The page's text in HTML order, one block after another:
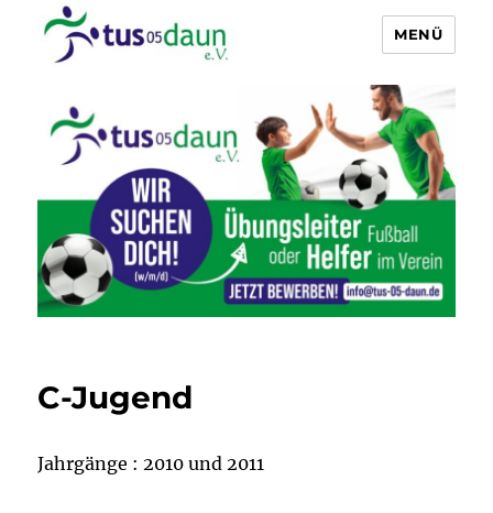
Fußball – TuS-05 Daun
MENÜ
C-Jugend
Jahrgänge : 2010 und 2011